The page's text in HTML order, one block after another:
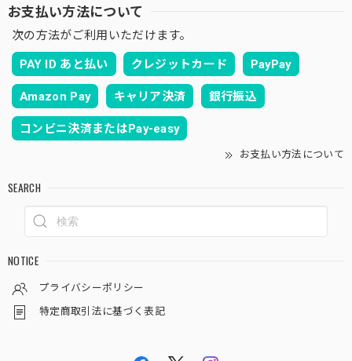
お支払い方法について
次の方法がご利用いただけます。
PAY ID あと払い クレジットカード PayPay
Amazon Pay キャリア決済 銀行振込
コンビニ決済またはPay-easy
お支払い方法について
SEARCH
NOTICE
プライバシーポリシー
特定商取引法に基づく表記